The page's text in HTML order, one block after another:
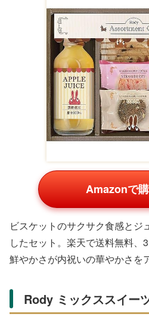
Amazonで
ビスケットのサクサク食感とジ
したセット。楽天で送料無料、
鮮やかさが内祝いの華やかさを
Rody ミックススイー